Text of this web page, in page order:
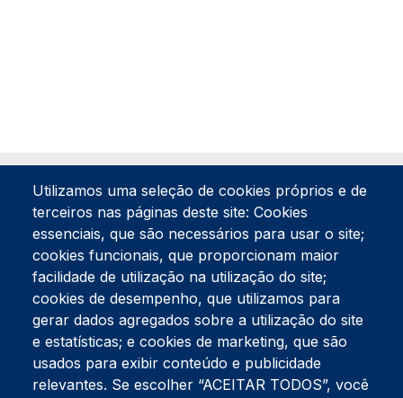
Tel:234 390 100Fax:234 390 100
Endereço Postal
Apartado 42
Rua Gil Eanes 31
3834-908 Gafanha da Nazaré
Utilizamos uma seleção de cookies próprios e de
terceiros nas páginas deste site: Cookies
essenciais, que são necessários para usar o site;
cookies funcionais, que proporcionam maior
facilidade de utilização na utilização do site;
cookies de desempenho, que utilizamos para
gerar dados agregados sobre a utilização do site
e estatísticas; e cookies de marketing, que são
usados para exibir conteúdo e publicidade
relevantes. Se escolher “ACEITAR TODOS”, você